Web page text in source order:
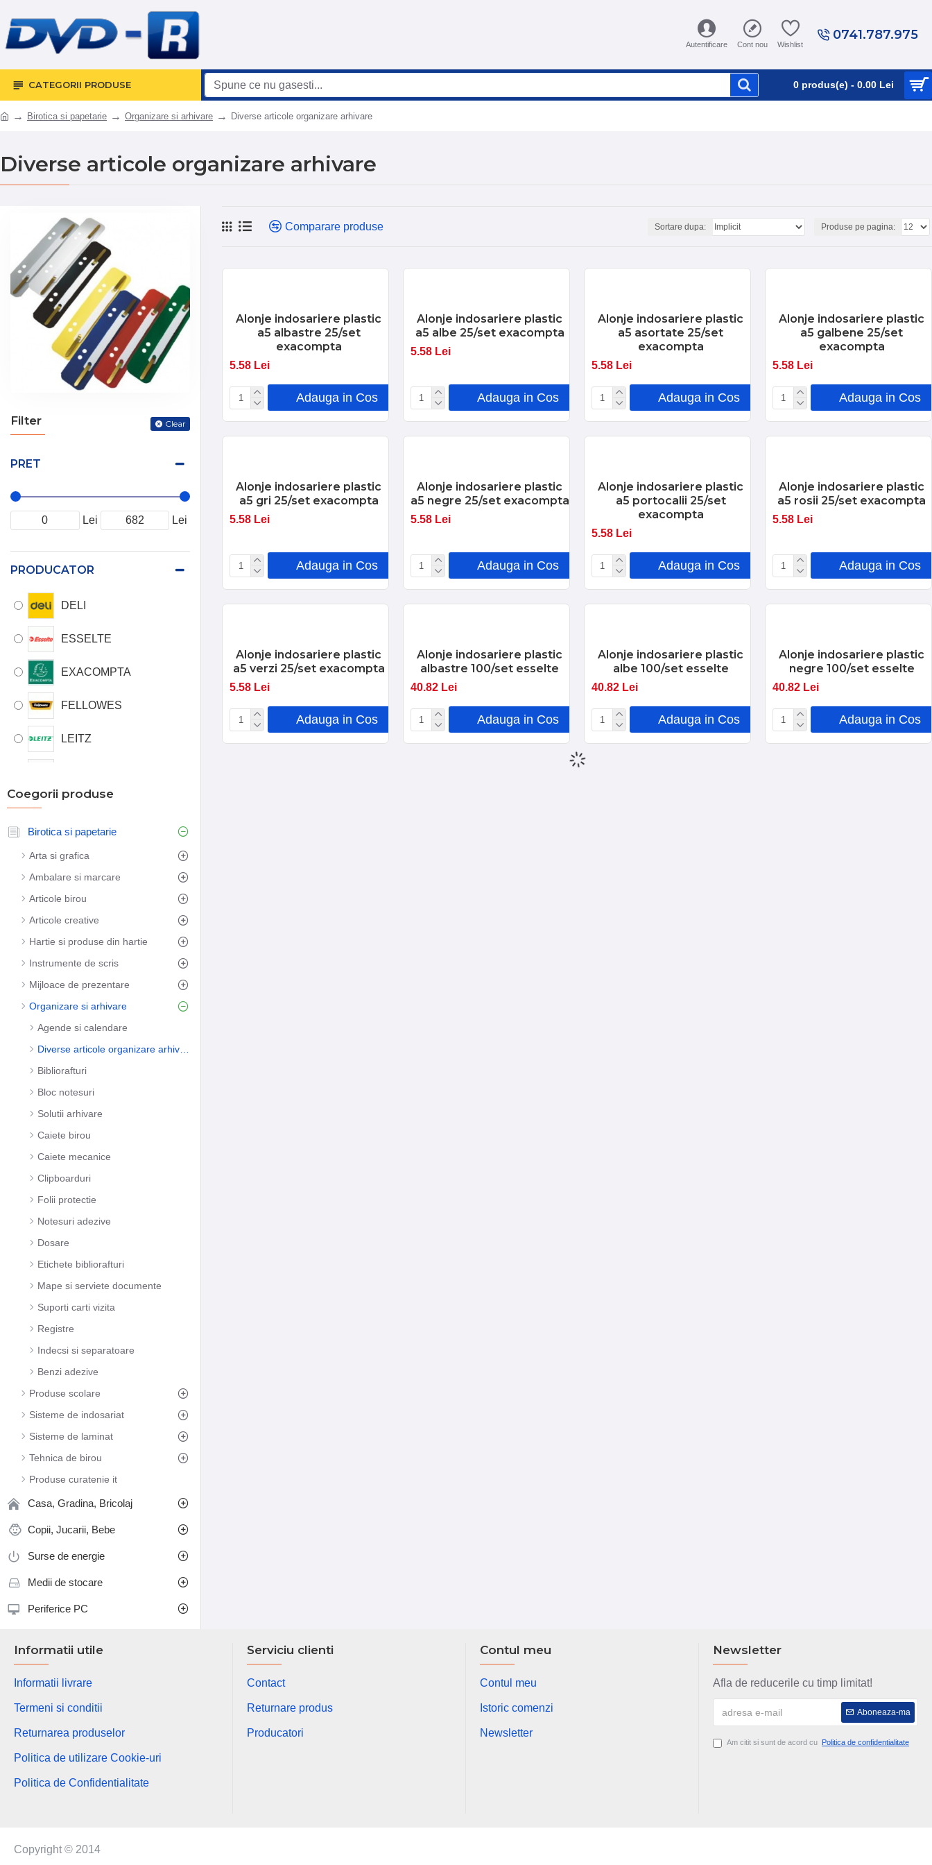
0741.787.975
Autentificare Cont nou Wishlist
CATEGORII PRODUSE 0 produs(e) - 0.00 Lei
Birotica si papetarie Organizare si arhivare Diverse articole organizare arhivare
Diverse articole organizare arhivare
Filter Clear
PRET
Lei Lei
PRODUCATOR
DELI
ESSELTE
EXACOMPTA
FELLOWES
LEITZ
Coegorii produse
Birotica si papetarie
Arta si grafica
Ambalare si marcare
Articole birou
Articole creative
Hartie si produse din hartie
Instrumente de scris
Mijloace de prezentare
Organizare si arhivare
Agende si calendare
Bibliorafturi
Bloc notesuri
Solutii arhivare
Caiete birou
Caiete mecanice
Clipboarduri
Folii protectie
Notesuri adezive
Dosare
Etichete bibliorafturi
Mape si serviete documente
Suporti carti vizita
Registre
Indecsi si separatoare
Benzi adezive
Produse scolare
Sisteme de indosariat
Sisteme de laminat
Tehnica de birou
Produse curatenie it
Casa, Gradina, Bricolaj
Copii, Jucarii, Bebe
Surse de energie
Medii de stocare
Periferice PC
Comparare produse Sortare dupa: Produse pe pagina:
Alonje indosariere plastic
a5 albastre 25/set
exacompta
5.58 Lei
Adauga in Cos
Alonje indosariere plastic
a5 albe 25/set exacompta
5.58 Lei
Adauga in Cos
Alonje indosariere plastic
a5 asortate 25/set
exacompta
5.58 Lei
Adauga in Cos
Alonje indosariere plastic
a5 galbene 25/set
exacompta
5.58 Lei
Adauga in Cos
Alonje indosariere plastic
a5 gri 25/set exacompta
5.58 Lei
Adauga in Cos
Alonje indosariere plastic
a5 negre 25/set exacompta
5.58 Lei
Adauga in Cos
Alonje indosariere plastic
a5 portocalii 25/set
exacompta
5.58 Lei
Adauga in Cos
Alonje indosariere plastic
a5 rosii 25/set exacompta
5.58 Lei
Adauga in Cos
Alonje indosariere plastic
a5 verzi 25/set exacompta
5.58 Lei
Adauga in Cos
Alonje indosariere plastic
albastre 100/set esselte
40.82 Lei
Adauga in Cos
Alonje indosariere plastic
albe 100/set esselte
40.82 Lei
Adauga in Cos
Alonje indosariere plastic
negre 100/set esselte
40.82 Lei
Adauga in Cos
Informatii utile
Informatii livrare
Termeni si conditii
Returnarea produselor
Politica de utilizare Cookie-uri
Politica de Confidentialitate
Serviciu clienti
Contact
Returnare produs
Producatori
Contul meu
Contul meu
Istoric comenzi
Newsletter
Newsletter
Afla de reducerile cu timp limitat!
Aboneaza-ma
Am citit si sunt de acord cu Politica de confidentialitate
Copyright © 2014